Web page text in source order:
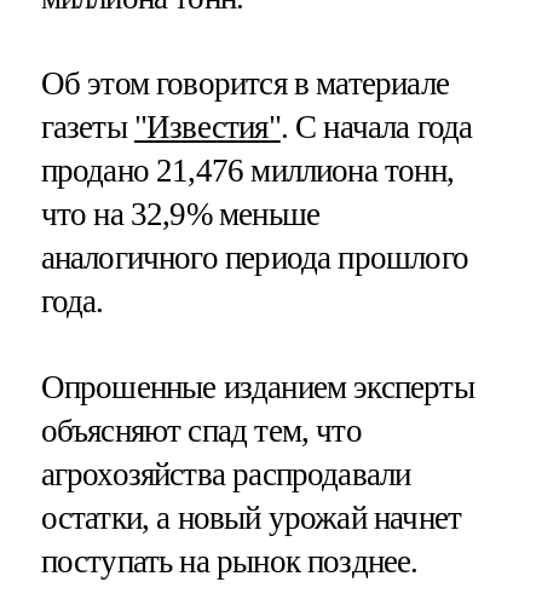
Об этом говорится в материале
газеты "Известия". С начала года
продано 21,476 миллиона тонн,
что на 32,9% меньше
аналогичного периода прошлого
года.
Опрошенные изданием эксперты
объясняют спад тем, что
агрохозяйства распродавали
остатки, а новый урожай начнет
поступать на рынок позднее.